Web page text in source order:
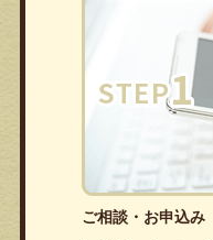
ご相談・お申込み